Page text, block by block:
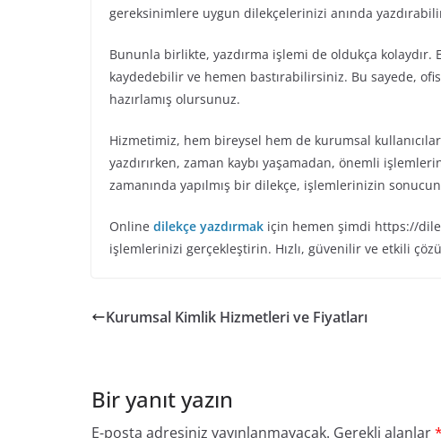
gereksinimlere uygun dilekçelerinizi anında
Bununla birlikte, yazdırma işlemi de oldukça
kaydedebilir ve hemen bastırabilirsiniz. Bu sayede,
hazırlamış olursunuz.
Hizmetimiz, hem bireysel hem de kurumsal
yazdırırken, zaman kaybı yaşamadan, önemli
zamanında yapılmış bir dilekçe, işlemlerinizin
Online dilekçe yazdırmak için hemen şimdi https://
işlemlerinizi gerçekleştirin. Hızlı, güvenilir ve etkili
Kurumsal Kimlik Hizmetleri ve Fiyatları
Bir yanıt yazın
E-posta adresiniz yayınlanmayacak. Gerekli alanlar*